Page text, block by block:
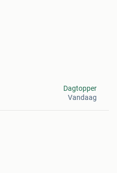
Dagtopper
Vandaag